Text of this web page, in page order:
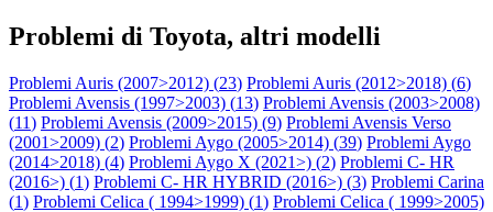
Problemi di Toyota, altri modelli
Problemi Auris (2007>2012) (23) Problemi Auris (2012>2018) (6)
Problemi Avensis (1997>2003) (13) Problemi Avensis (2003>2008)
(11) Problemi Avensis (2009>2015) (9) Problemi Avensis Verso
(2001>2009) (2) Problemi Aygo (2005>2014) (39) Problemi Aygo
(2014>2018) (4) Problemi Aygo X (2021>) (2) Problemi C- HR
(2016>) (1) Problemi C- HR HYBRID (2016>) (3) Problemi Carina
(1) Problemi Celica ( 1994>1999) (1) Problemi Celica ( 1999>2005)